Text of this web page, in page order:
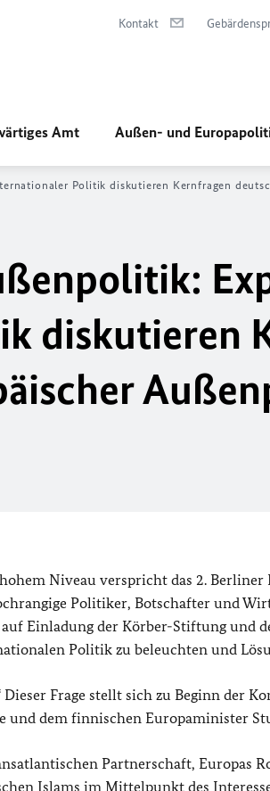
Kontakt
Amt Außen- und
Politik diskutieren Kernfragen
diskutieren
Niveau verspricht das 2.
Politiker, Botschafter und
Einladung der Körber-Stiftung und
Politik zu beleuchten und
Frage stellt sich zu Beginn der
und dem finnischen Europaminister
Partnerschaft, Europas
Islams im Mittelpunkt des